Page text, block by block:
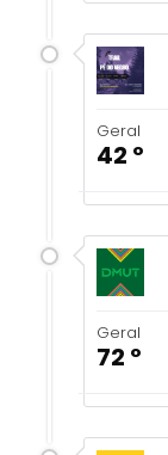
Geral
42 º
Geral
72 º